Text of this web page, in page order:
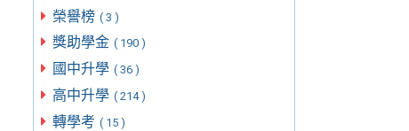
榮譽榜 ( 3 )
獎助學金 ( 190 )
國中升學 ( 36 )
高中升學 ( 214 )
轉學考 ( 15 )